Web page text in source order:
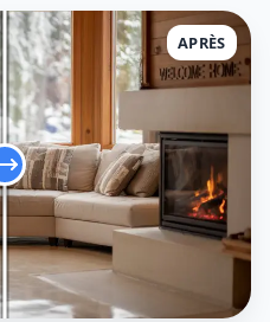
APRÈS